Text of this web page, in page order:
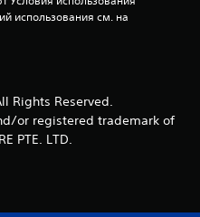
и
ц
использования см. на
Rights Reserved.
or registered trademark of
PTE. LTD.